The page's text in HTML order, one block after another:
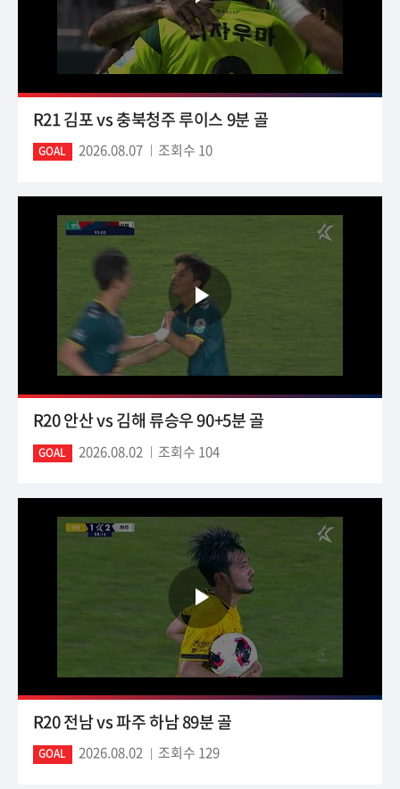
R21 김포 vs 충북청주 루이스 9분 골
GOAL 2026.08.07 조회수 10
R20 안산 vs 김해 류승우 90+5분 골
GOAL 2026.08.02 조회수 104
R20 전남 vs 파주 하남 89분 골
GOAL 2026.08.02 조회수 129